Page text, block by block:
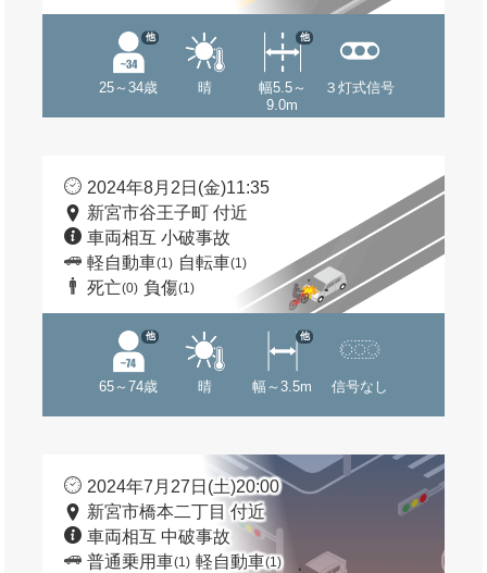
25～34歳
他
晴
幅5.5～
9.0m
他
３灯式信号
2024年8月2日(金)11:35
新宮市谷王子町 付近
車両相互 小破事故
軽自動車(1) 自転車(1)
死亡(0) 負傷(1)
65～74歳
他
晴 幅～3.5m
他
信号なし
2024年7月27日(土)20:00
新宮市橋本二丁目 付近
車両相互 中破事故
普通乗用車(1) 軽自動車(1)